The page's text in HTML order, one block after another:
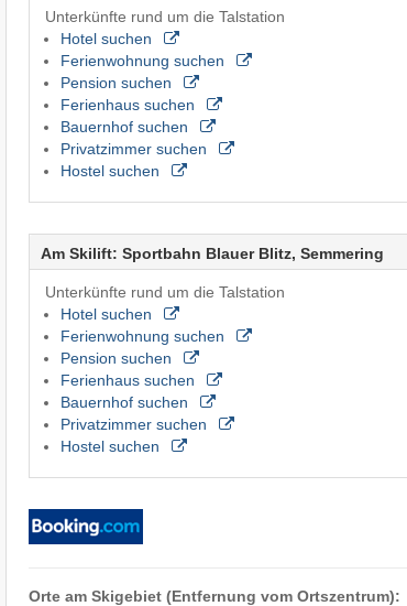
Unterkünfte rund um die Talstation
Hotel suchen
Ferienwohnung suchen
Pension suchen
Ferienhaus suchen
Bauernhof suchen
Privatzimmer suchen
Hostel suchen
Am Skilift: Sportbahn Blauer Blitz, Semmering
Unterkünfte rund um die Talstation
Hotel suchen
Ferienwohnung suchen
Pension suchen
Ferienhaus suchen
Bauernhof suchen
Privatzimmer suchen
Hostel suchen
Orte am Skigebiet (Entfernung vom Ortszentrum):